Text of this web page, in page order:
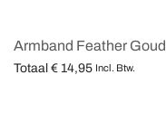
Armband Feather Goud
Totaal € 14,95 Incl. Btw.